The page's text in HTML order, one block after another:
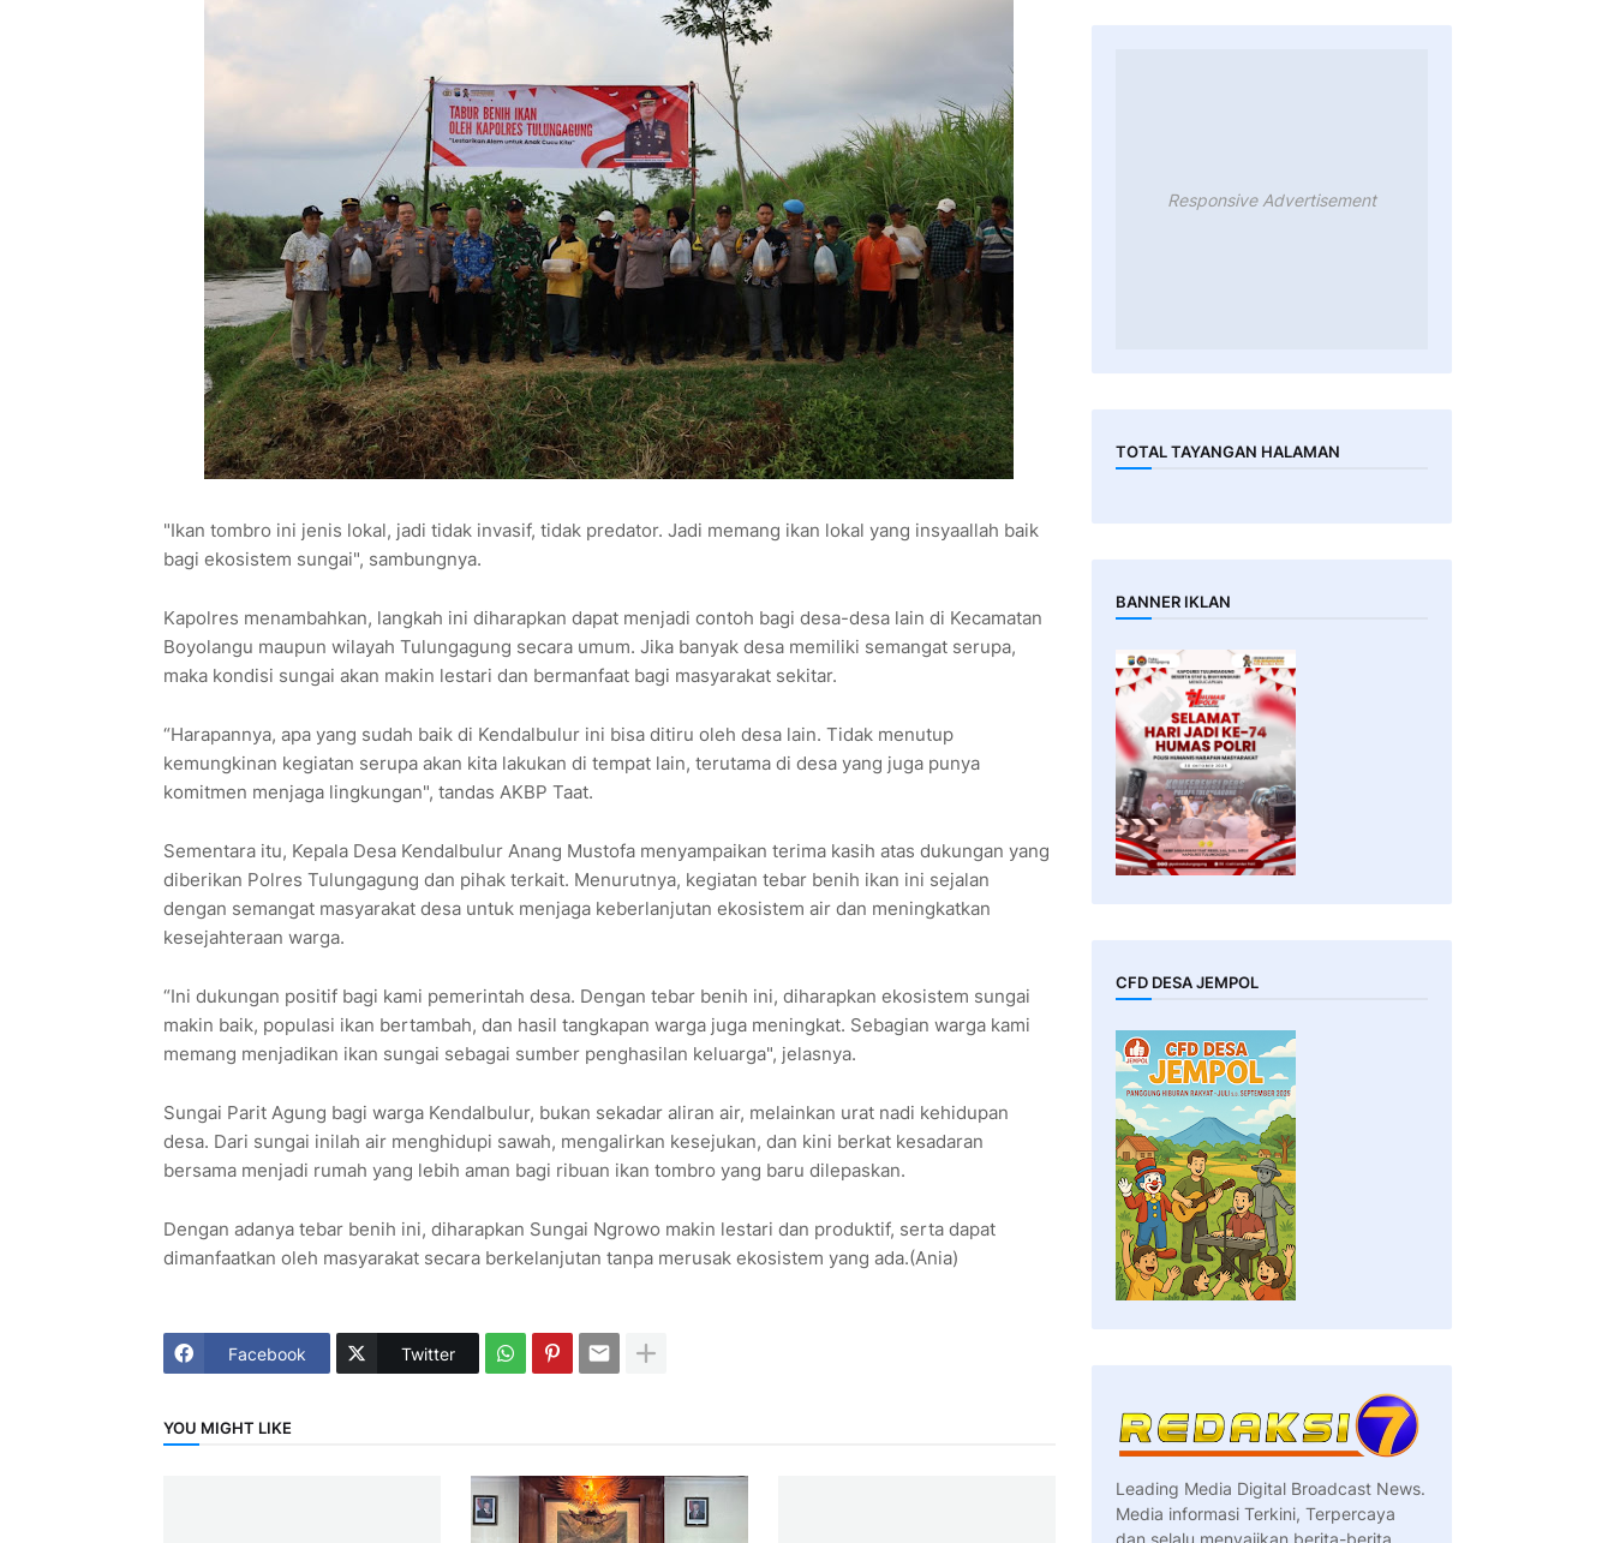
"Ikan tombro ini jenis lokal, jadi tidak invasif, tidak predator. Jadi memang ikan lokal yang insyaallah baik
bagi ekosistem sungai", sambungnya.
Kapolres menambahkan, langkah ini diharapkan dapat menjadi contoh bagi desa-desa lain di Kecamatan
Boyolangu maupun wilayah Tulungagung secara umum. Jika banyak desa memiliki semangat serupa,
maka kondisi sungai akan makin lestari dan bermanfaat bagi masyarakat sekitar.
“Harapannya, apa yang sudah baik di Kendalbulur ini bisa ditiru oleh desa lain. Tidak menutup
kemungkinan kegiatan serupa akan kita lakukan di tempat lain, terutama di desa yang juga punya
komitmen menjaga lingkungan", tandas AKBP Taat.
Sementara itu, Kepala Desa Kendalbulur Anang Mustofa menyampaikan terima kasih atas dukungan yang
diberikan Polres Tulungagung dan pihak terkait. Menurutnya, kegiatan tebar benih ikan ini sejalan
dengan semangat masyarakat desa untuk menjaga keberlanjutan ekosistem air dan meningkatkan
kesejahteraan warga.
“Ini dukungan positif bagi kami pemerintah desa. Dengan tebar benih ini, diharapkan ekosistem sungai
makin baik, populasi ikan bertambah, dan hasil tangkapan warga juga meningkat. Sebagian warga kami
memang menjadikan ikan sungai sebagai sumber penghasilan keluarga", jelasnya.
Sungai Parit Agung bagi warga Kendalbulur, bukan sekadar aliran air, melainkan urat nadi kehidupan
desa. Dari sungai inilah air menghidupi sawah, mengalirkan kesejukan, dan kini berkat kesadaran
bersama menjadi rumah yang lebih aman bagi ribuan ikan tombro yang baru dilepaskan.
Dengan adanya tebar benih ini, diharapkan Sungai Ngrowo makin lestari dan produktif, serta dapat
dimanfaatkan oleh masyarakat secara berkelanjutan tanpa merusak ekosistem yang ada.(Ania)
Facebook Twitter
YOU MIGHT LIKE
Responsive Advertisement
TOTAL TAYANGAN HALAMAN
BANNER IKLAN
CFD DESA JEMPOL
Leading Media Digital Broadcast News.
Media informasi Terkini, Terpercaya